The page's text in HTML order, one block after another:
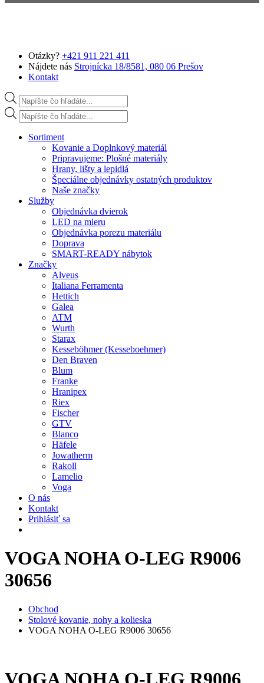
Otázky? +421 911 221 411
Nájdete nás Strojnícka 18/8581, 080 06 Prešov
Kontakt
Products search
Products search
Sortiment
Kovanie a Doplnkový materiál
Pripravujeme: Plošné materiály
Hrany, lišty a lepidlá
Špeciálne objednávky ostatných produktov
Naše značky
Služby
Objednávka dvierok
LED na mieru
Objednávka porezu materiálu
Doprava
SMART-READY nábytok
Značky
Alveus
Italiana Ferramenta
Hettich
Galea
ATM
Wurth
Starax
Kesseböhmer (Kesseboehmer)
Den Braven
Blum
Franke
Hranipex
Riex
Fischer
GTV
Blanco
Häfele
Jowatherm
Rakoll
Lamelio
Voga
O nás
Kontakt
Prihlásiť sa
VOGA NOHA O-LEG R9006
30656
Obchod
Stolové kovanie, nohy a kolieska
VOGA NOHA O-LEG R9006 30656